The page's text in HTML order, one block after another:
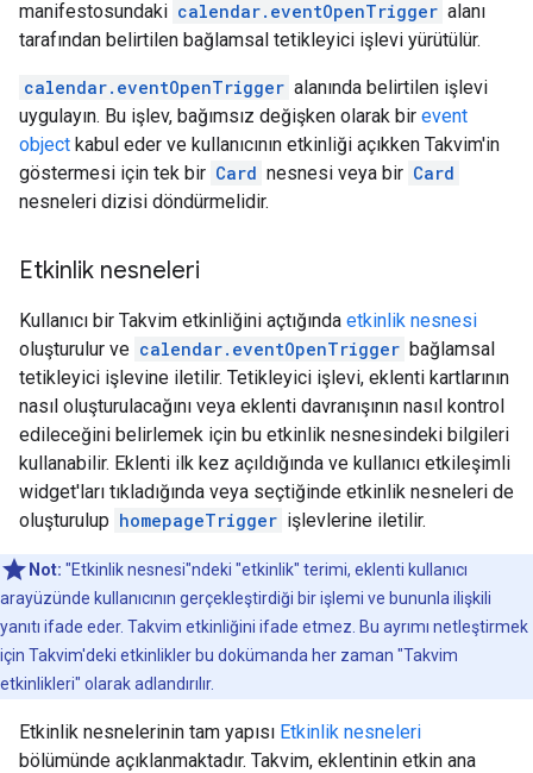
manifestosundaki calendar.eventOpenTrigger alanı
tarafından belirtilen bağlamsal tetikleyici işlevi yürütülür.
calendar.eventOpenTrigger alanında belirtilen işlevi
uygulayın. Bu işlev, bağımsız değişken olarak bir event
object kabul eder ve kullanıcının etkinliği açıkken Takvim'in
göstermesi için tek bir Card nesnesi veya bir Card
nesneleri dizisi döndürmelidir.
Etkinlik nesneleri
Kullanıcı bir Takvim etkinliğini açtığında etkinlik nesnesi
oluşturulur ve calendar.eventOpenTrigger bağlamsal
tetikleyici işlevine iletilir. Tetikleyici işlevi, eklenti kartlarının
nasıl oluşturulacağını veya eklenti davranışının nasıl kontrol
edileceğini belirlemek için bu etkinlik nesnesindeki bilgileri
kullanabilir. Eklenti ilk kez açıldığında ve kullanıcı etkileşimli
widget'ları tıkladığında veya seçtiğinde etkinlik nesneleri de
oluşturulup homepageTrigger işlevlerine iletilir.
Not: "Etkinlik nesnesi"ndeki "etkinlik" terimi, eklenti kullanıcı
arayüzünde kullanıcının gerçekleştirdiği bir işlemi ve bununla ilişkili
yanıtı ifade eder. Takvim etkinliğini ifade etmez. Bu ayrımı netleştirmek
için Takvim'deki etkinlikler bu dokümanda her zaman "Takvim
etkinlikleri" olarak adlandırılır.
Etkinlik nesnelerinin tam yapısı Etkinlik nesneleri
bölümünde açıklanmaktadır. Takvim, eklentinin etkin ana